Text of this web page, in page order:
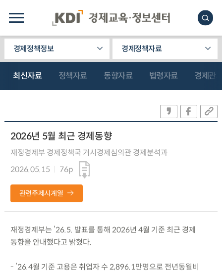
경제정책정보 경제정책자료
최신자료 정책자료 동향자료 법령자료 경제관
2026년 5월 최근 경제동향
재정경제부 경제정책국 거시경제심의관 경제분석과
2026.05.15
76p
관련주제시계열
재정경제부는 ’26.5. 발표를 통해 2026년 4월 기준 최근 경제
동향을 안내했다고 밝혔다.
- ’26.4월 기준 고용은 취업자 수 2,896.1만명으로 전년동월비